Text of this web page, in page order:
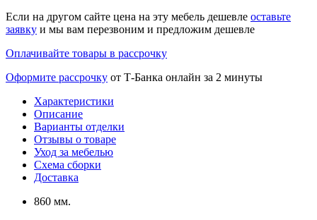
Если на другом сайте цена на эту мебель дешевле оставьте
заявку и мы вам перезвоним и предложим дешевле
Оплачивайте товары в рассрочку
Оформите рассрочку от Т-Банка онлайн за 2 минуты
Характеристики
Описание
Варианты отделки
Отзывы о товаре
Уход за мебелью
Схема сборки
Доставка
860 мм.